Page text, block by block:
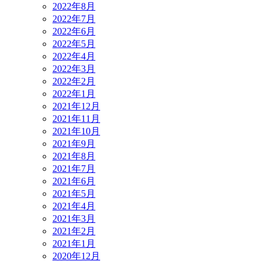
2022年8月
2022年7月
2022年6月
2022年5月
2022年4月
2022年3月
2022年2月
2022年1月
2021年12月
2021年11月
2021年10月
2021年9月
2021年8月
2021年7月
2021年6月
2021年5月
2021年4月
2021年3月
2021年2月
2021年1月
2020年12月